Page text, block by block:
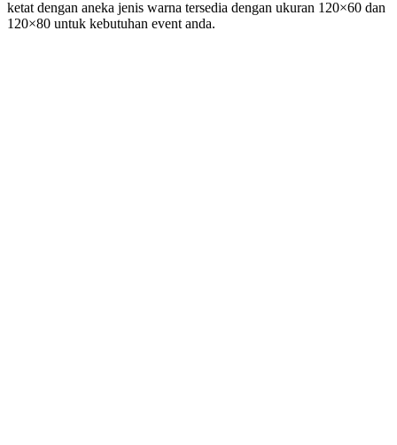
ketat dengan aneka jenis warna tersedia dengan ukuran 120×60 dan
120×80 untuk kebutuhan event anda.